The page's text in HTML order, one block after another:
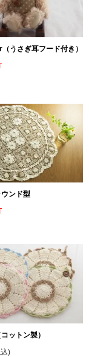
うさぎ耳フード付き）
ンド型
ットン製）
)